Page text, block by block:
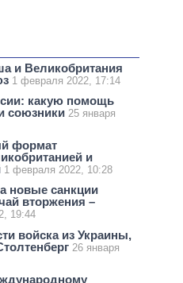
и Великобритания
1 февраля 2022, 17:14
какую помощь
союзники 25 января
формат
и
1 февраля 2022, 10:28
новые санкции
вторжения –
19:44
войска из Украины,
26 января